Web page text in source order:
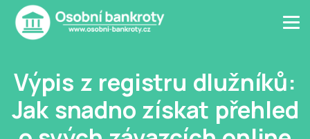
Výpis z registru dlužníků:
Jak snadno získat přehled